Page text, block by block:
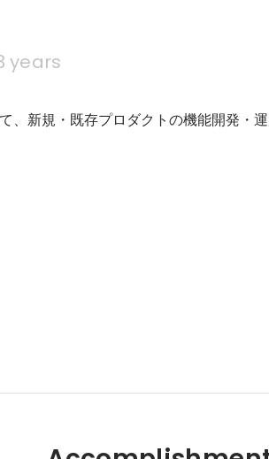
years
、新規・既存プロダクトの機能開発・運